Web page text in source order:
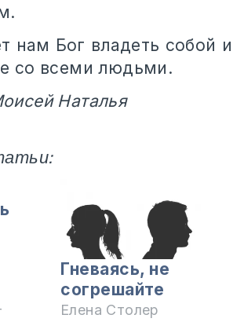
нам Бог владеть собой и
со всеми людьми.
Наталья
Гневаясь, не
согрешайте
Елена Столер